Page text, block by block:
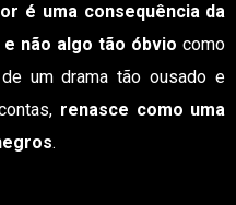
é uma consequência da
não algo tão óbvio como
um drama tão ousado e
renasce como uma
.